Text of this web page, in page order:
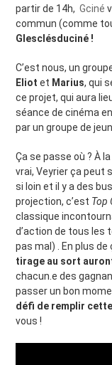
partir de 14h,Gciné
commun (comme
Glesclésduciné !
C’est nous, un
Eliot et Marius, qui
ce projet, qui aura
séance de cinéma
par un groupe de
Ça se passe où ? À
vrai, Veyrier ça peut
si loin et il y a des
projection, c’est Top
classique
d’action de tous les
pas mal) . En plus
tirage au sort
chacun.e des
passer un bon
défi de remplir
vous !